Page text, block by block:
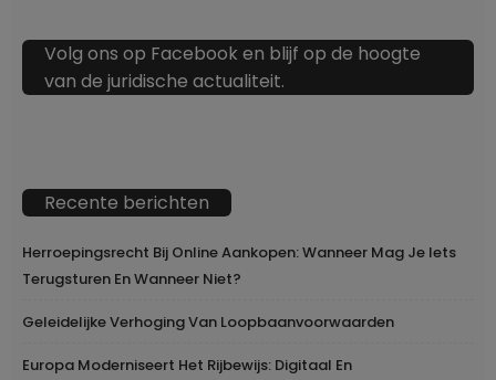
Volg ons op Facebook en blijf op de hoogte
van de juridische actualiteit.
Recente berichten
Herroepingsrecht Bij Online Aankopen: Wanneer Mag Je Iets
Terugsturen En Wanneer Niet?
Geleidelijke Verhoging Van Loopbaanvoorwaarden
Europa Moderniseert Het Rijbewijs: Digitaal En